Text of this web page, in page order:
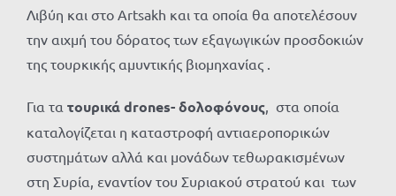
Λιβύη και στο Artsakh και τα οποία θα αποτελέσουν
την αιχμή του δόρατος των εξαγωγικών προσδοκιών
της τουρκικής αμυντικής βιομηχανίας .
Για τα τουρικά drones- δολοφόνους, στα οποία
καταλογίζεται η καταστροφή αντιαεροπορικών
συστημάτων αλλά και μονάδων τεθωρακισμένων
στη Συρία, εναντίον του Συριακού στρατού και των